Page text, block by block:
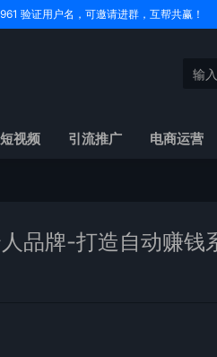
验证用户名，可邀请进群，互帮共赢！
短视频 引流推广 电商运营
品牌-打造自动赚钱